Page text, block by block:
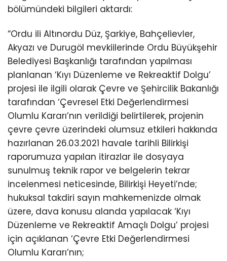
bölümündeki bilgileri aktardı:
“Ordu ili Altınordu Düz, Şarkiye, Bahçelievler,
Akyazı ve Durugöl mevkiilerinde Ordu Büyükşehir
Belediyesi Başkanlığı tarafından yapılması
planlanan ‘Kıyı Düzenleme ve Rekreaktif Dolgu’
projesi ile ilgili olarak Çevre ve Şehircilik Bakanlığı
tarafından ‘Çevresel Etki Değerlendirmesi
Olumlu Kararı’nın verildiği belirtilerek, projenin
çevre çevre üzerindeki olumsuz etkileri hakkında
hazırlanan 26.03.2021 havale tarihli Bilirkişi
raporumuza yapılan itirazlar ile dosyaya
sunulmuş teknik rapor ve belgelerin tekrar
incelenmesi neticesinde, Bilirkişi Heyeti’nde;
hukuksal takdiri sayın mahkemenizde olmak
üzere, dava konusu alanda yapılacak ‘Kıyı
Düzenleme ve Rekreaktif Amaçlı Dolgu’ projesi
için açıklanan ‘Çevre Etki Değerlendirmesi
Olumlu Kararı’nın;